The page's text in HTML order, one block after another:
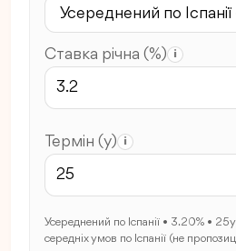
Ставка річна (%) i
Термін (y) i
Усереднений по Іспанії • 3.20% •
середніх умов по Іспанії (не